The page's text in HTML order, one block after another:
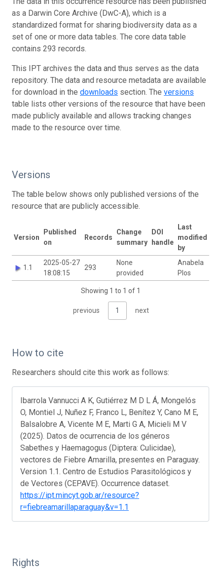
as a Darwin Core Archive (DwC-A), which is a
standardized format for sharing biodiversity data as a
set of one or more data tables. The core data table
contains 293 records.
This IPT archives the data and thus serves as the data
repository. The data and resource metadata are available
for download in the downloads section. The versions
table lists other versions of the resource that have been
made publicly available and allows tracking changes
made to the resource over time.
Versions
The table below shows only published versions of the
resource that are publicly accessible.
Version
Published
on
Records
Change
summary
DOI
handle
Last
modified
by
1.1
2025-05-27
18:08:15
293
None
provided
Anabela
Plos
Showing 1 to 1 of 1
previous 1 next
How to cite
Researchers should cite this work as follows:
Ibarrola Vannucci A K, Gutiérrez M D L Á, Mongelós
O, Montiel J, Nuñez F, Franco L, Benítez Y, Cano M E,
Balsalobre A, Vicente M E, Marti G A, Micieli M V
(2025). Datos de ocurrencia de los géneros
Sabethes y Haemagogus (Diptera: Culicidae),
vectores de Fiebre Amarilla, presentes en Paraguay.
Version 1.1. Centro de Estudios Parasitológicos y
de Vectores (CEPAVE). Occurrence dataset.
https://ipt.mincyt.gob.ar/resource?
r=fiebreamarillaparaguay&v=1.1
Rights